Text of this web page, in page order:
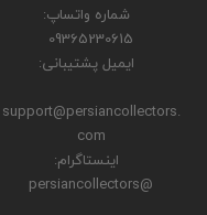
شماره واتساپ:
09365230615
ایمیل پشتیبانی:
support@persiancollectors.
com
اینستاگرام:
@persiancollectors